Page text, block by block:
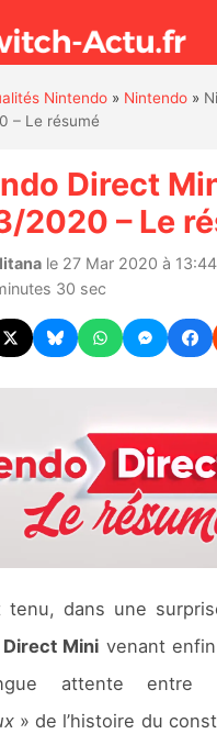
Direct
previews
de jeux
Nintendo » Nintendo »
– Le résumé
Direct
2020 – Le
le 27 Mar 2020 à
30 sec
tenu, dans une
Mini venant
attente entre
» de l’histoire du